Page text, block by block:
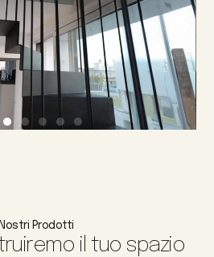
I Nostri Prodotti
il tuo spazio